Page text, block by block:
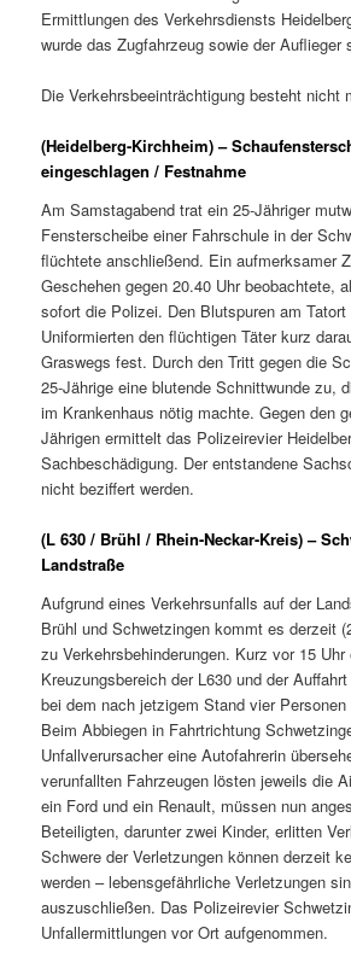
Ermittlungen des Verkehrsdiensts
wurde das Zugfahrzeug sowie der Auflieger
Die Verkehrsbeeinträchtigung besteht nicht
(Heidelberg-Kirchheim) –
eingeschlagen / Festnahme
Am Samstagabend trat ein 25-Jähriger
Fensterscheibe einer Fahrschule in der
flüchtete anschließend. Ein aufmerksamer
Geschehen gegen 20.40 Uhr beobachtete,
sofort die Polizei. Den Blutspuren am
Uniformierten den flüchtigen Täter kurz
Graswegs fest. Durch den Tritt gegen die
25-Jährige eine blutende Schnittwunde zu,
im Krankenhaus nötig machte. Gegen den
Jährigen ermittelt das Polizeirevier
Sachbeschädigung. Der entstandene
nicht beziffert werden.
(L 630 / Brühl / Rhein-Neckar-Kreis) –
Landstraße
Aufgrund eines Verkehrsunfalls auf der
Brühl und Schwetzingen kommt es derzeit
zu Verkehrsbehinderungen. Kurz vor 15
Kreuzungsbereich der L630 und der
bei dem nach jetzigem Stand vier
Beim Abbiegen in Fahrtrichtung
Unfallverursacher eine Autofahrerin
verunfallten Fahrzeugen lösten jeweils die
ein Ford und ein Renault, müssen nun
Beteiligten, darunter zwei Kinder, erlitten
Schwere der Verletzungen können derzeit
werden – lebensgefährliche Verletzungen
auszuschließen. Das Polizeirevier
Unfallermittlungen vor Ort aufgenommen.